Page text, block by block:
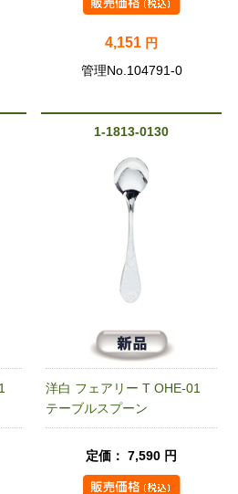
4,151 円
管理No.104791-0
1-1813-0130
洋白 フェアリー T OHE-01
テーブルスプーン
定価： 7,590 円